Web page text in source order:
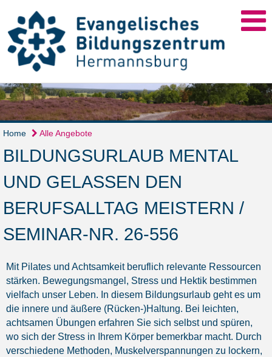
Home Alle Angebote
BILDUNGSURLAUB MENTAL
UND GELASSEN DEN
BERUFSALLTAG MEISTERN /
SEMINAR-NR. 26-556
Mit Pilates und Achtsamkeit beruflich relevante Ressourcen
stärken. Bewegungsmangel, Stress und Hektik bestimmen
vielfach unser Leben. In diesem Bildungsurlaub geht es um
die innere und äußere (Rücken-)Haltung. Bei leichten,
achtsamen Übungen erfahren Sie sich selbst und spüren,
wo sich der Stress in Ihrem Körper bemerkbar macht. Durch
verschiedene Methoden, Muskelverspannungen zu lockern,